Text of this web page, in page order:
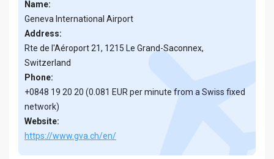
Name:
Geneva International Airport
Address:
Rte de l'Aéroport 21, 1215 Le Grand-Saconnex,
Switzerland
Phone:
+0848 19 20 20 (0.081 EUR per minute from a Swiss fixed
network)
Website:
https://www.gva.ch/en/